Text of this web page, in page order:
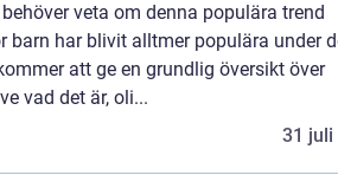
veta om denna populära trend
barn har blivit alltmer populära under
att ge en grundlig översikt över
vad det är, oli...
31 juli